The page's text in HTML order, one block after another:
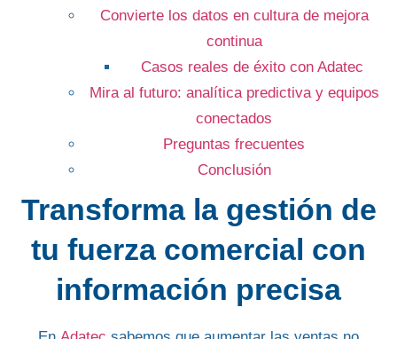
Convierte los datos en cultura de mejora
continua
Casos reales de éxito con Adatec
Mira al futuro: analítica predictiva y equipos
conectados
Preguntas frecuentes
Conclusión
Transforma la gestión de
tu fuerza comercial con
información precisa